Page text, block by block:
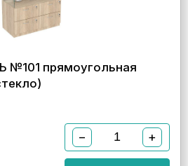
№101 прямоугольная
− +